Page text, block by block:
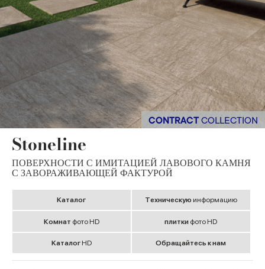
CONTRACTCOLLECTION
Stoneline
ПОВЕРХНОСТИ С ИМИТАЦИЕЙ ЛАВОВОГО КАМНЯ
С ЗАВОРАЖИВАЮЩЕЙ ФАКТУРОЙ
Kаталог Tехническую информацию
Комнат фото HD плитки фото HD
Kаталог HD Обращайтесь к нам